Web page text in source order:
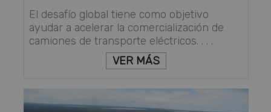
El desafío global tiene como objetivo
ayudar a acelerar la comercialización de
camiones de transporte eléctricos. . . .
VER MÁS